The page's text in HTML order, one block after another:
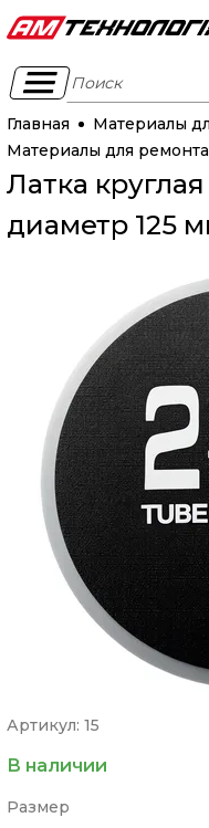
Поиск
Главная
Материалы
Материалы для
Латка
диаметр 125
Артикул: 15
В наличии
Размер